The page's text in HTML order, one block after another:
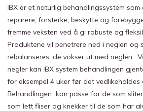
IBX er et naturlig behandlingssystem
reparere, forsterke, beskytte og
fremme veksten ved å gi robuste og
Produktene vil penetrere ned i neglen og
rebalanseres, de vokser ut med neglen.
negler kan IBX system behandlingen
for eksempel 4 uker før det vedlikeholdes
Behandlingen kan passe for de som
som lett fliser og knekker til de som har